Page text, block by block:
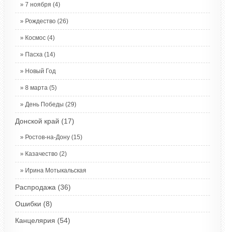
7 ноября (4)
Рождество (26)
Космос (4)
Пасха (14)
Новый Год
8 марта (5)
День Победы (29)
Донской край (17)
Ростов-на-Дону (15)
Казачество (2)
Ирина Мотыкальская
Распродажа (36)
Ошибки (8)
Канцелярия (54)